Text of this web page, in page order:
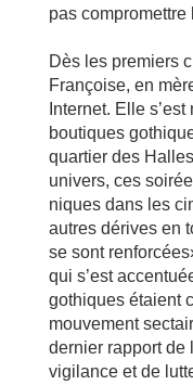
pas
Dès les premiers
Françoise, en
Internet. Elle
boutiques
quartier des
univers, ces
niques dans les
autres dérives en
se sont
qui s’est
gothiques étaient
mouvement
dernier rapport de
vigilance et de